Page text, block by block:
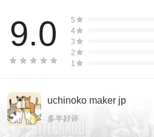
9.0
5
4
3
2
1
uchinoko maker jp
多半好评